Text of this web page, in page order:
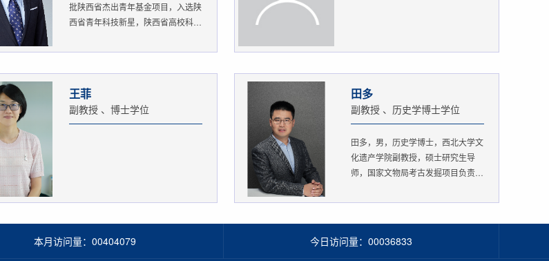
批陕西省杰出青年基金项目，入选陕
西省青年科技新星，陕西省高校科
王菲
副教授 、博士学位
田多
副教授 、历史学博士学位
田多，男，历史学博士，西北大学文
化遗产学院副教授，硕士研究生导
师，国家文物局考古发掘项目负责
本月访问量： 00404079 今日访问量： 00036833